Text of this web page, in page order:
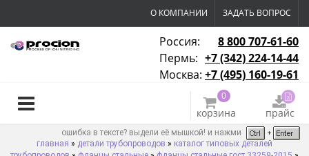
О КОМПАНИИ ЗАДАТЬ ВОПРОС
Россия:
8 800 707-61-60
Пермь: +7 (342) 224-14-44
Москва: +7 (495) 160-19-61
0
корзина прайс
ошибка в тексте? выдели её мышкой! и нажми
главная » детали трубопроводов » каталог типовых деталей